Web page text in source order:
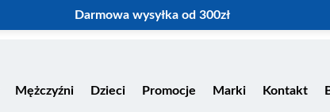
Darmowa wysyłka od 300zł
Mężczyźni Dzieci Promocje Marki Kontakt